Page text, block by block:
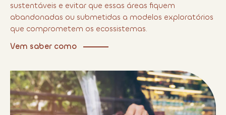
sustentáveis e evitar que essas áreas fiquem
abandonadas ou submetidas a modelos exploratórios
que comprometem os ecossistemas.
Vem saber como